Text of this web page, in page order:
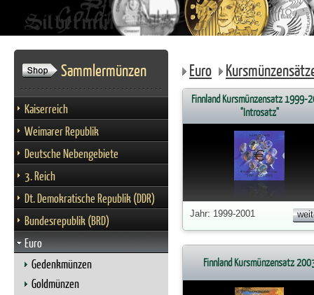
Sammlermünzen
Kaiserreich
Weimarer Republik
Deutsche Nebengebiete
3. Reich
Dt. Demokratische Republik (DDR)
Bundesrepublik (BRD)
Euro
Gedenkmünzen
Goldmünzen
Euro
Finnland Kursmünzensatz 1999-
"Introsatz"
Jahr: 1999-2001
Finnland Kursmünzensatz